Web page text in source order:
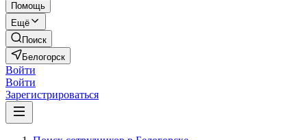
Помощь
Ещё
Поиск
Белогорск
Войти
Войти
Зарегистрироваться